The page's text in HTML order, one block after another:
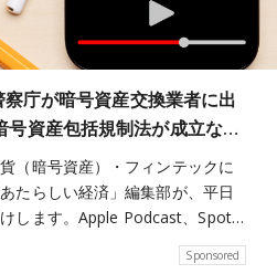
察庁が暗号資産交換業者に出
号資産包括規制法が成立な…
（暗号資産）・フィンテックに
たらしい経済」編集部が、平日
します。Apple Podcast、Spot…
Sponsored